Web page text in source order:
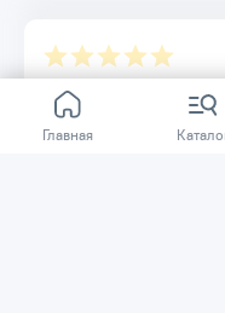
Главная
Отзывов ещё нет.
Расскажите о товаре,